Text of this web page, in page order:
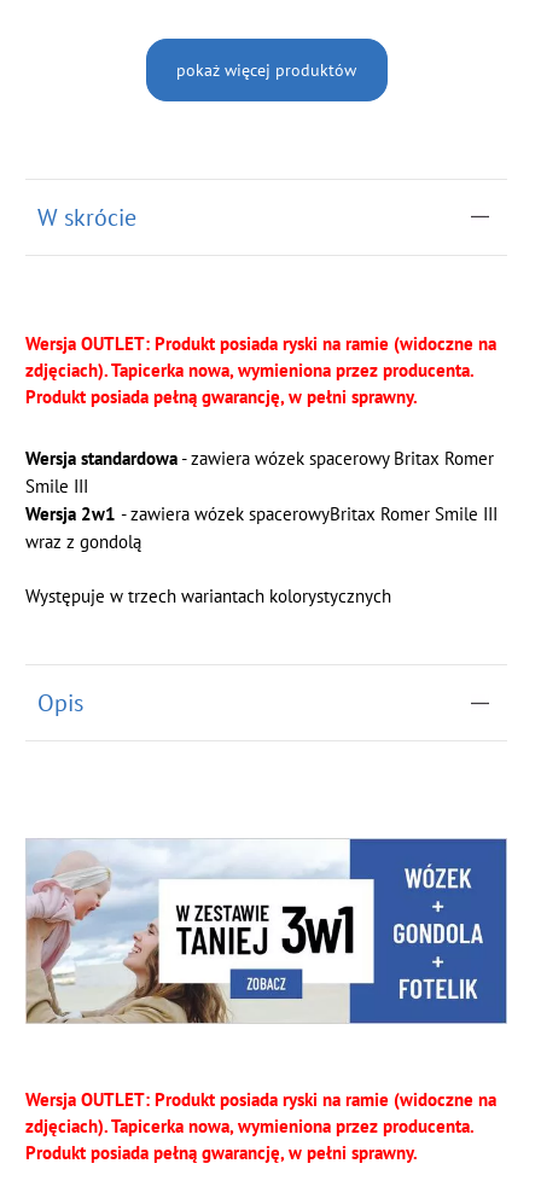
pokaż więcej produktów
W skrócie
Wersja OUTLET: Produkt posiada ryski na ramie (widoczne na
zdjęciach). Tapicerka nowa, wymieniona przez producenta.
Produkt posiada pełną gwarancję, w pełni sprawny.
Wersja standardowa- zawiera wózek spacerowy Britax Romer
Smile III
Wersja 2w1- zawiera wózek spacerowyBritax Romer Smile III
wraz z gondolą
Występuje w trzech wariantach kolorystycznych
Opis
Wersja OUTLET: Produkt posiada ryski na ramie (widoczne na
zdjęciach). Tapicerka nowa, wymieniona przez producenta.
Produkt posiada pełną gwarancję, w pełni sprawny.